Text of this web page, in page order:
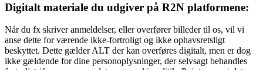
Digitalt materiale du udgiver på R2N platformene:
Når du fx skriver anmeldelser, eller overfører billeder til os, vil vi
anse dette for værende ikke-fortroligt og ikke ophavsretsligt
beskyttet. Dette gælder ALT der kan overføres digitalt, men er dog
ikke gældende for dine personoplysninger, der selvsagt behandles